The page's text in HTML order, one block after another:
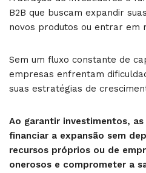
B2B que buscam expandir
novos produtos ou entrar em
Sem um fluxo constante de
empresas enfrentam
suas estratégias de
Ao garantir investimentos,
financiar a expansão sem
recursos próprios ou de
onerosos e comprometer a